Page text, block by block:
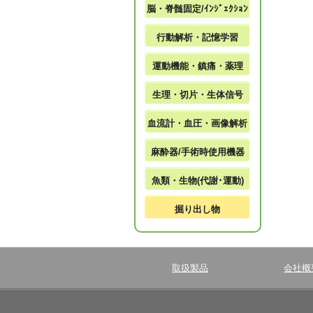
脳・脊髄固定/ｲﾝｼﾞｪｸｼｮﾝ
行動解析・記憶学習
運動機能・鎮痛・薬理
生理・切片・生体信号
血流計・血圧・画像解析
麻酔器/手術時使用機器
魚類・生物(代謝･運動)
掘り出し物
取扱製品 会社概